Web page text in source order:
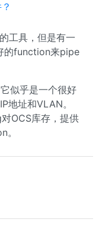
工具，但是有一
的function来pipe
似乎是一个很好
地址和VLAN。
OCS库存，提供